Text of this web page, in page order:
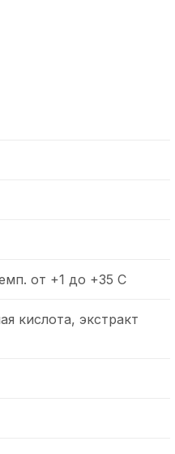
от +1 до +35 С
кислота, экстракт